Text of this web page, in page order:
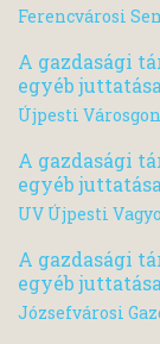
Ferencvárosi
A gazdasági
egyéb
Újpesti
A gazdasági
egyéb
UV Újpesti
A gazdasági
egyéb
Józsefvárosi